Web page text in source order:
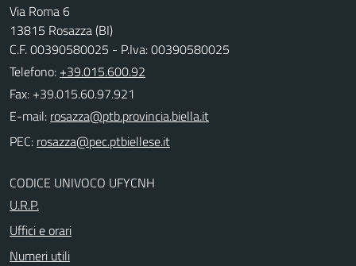
Via Roma 6
13815 Rosazza (BI)
C.F. 00390580025 - P.Iva: 00390580025
Telefono: +39.015.600.92
Fax: +39.015.60.97.921
E-mail:
PEC:
CODICE UNIVOCO UFYCNH
U.R.P.
Uffici e orari
Numeri utili